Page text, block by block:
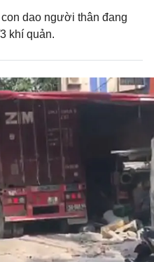
dao người thân đang
khí quản.